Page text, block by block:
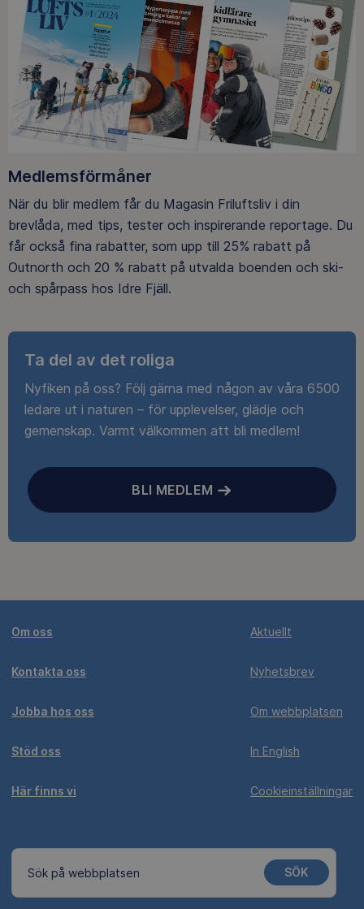
Medlemsförmåner
När du blir medlem får du Magasin Friluftsliv i din
brevlåda, med tips, tester och inspirerande reportage. Du
får också fina rabatter, som upp till 25% rabatt på
Outnorth och 20 % rabatt på utvalda boenden och ski-
och spårpass hos Idre Fjäll.
Ta del av det roliga
Nyfiken på oss? Följ gärna med någon av våra 6500
ledare ut i naturen – för upplevelser, glädje och
gemenskap. Varmt välkommen att bli medlem!
BLI MEDLEM
Om oss
Kontakta oss
Jobba hos oss
Stöd oss
Här finns vi
Aktuellt
Nyhetsbrev
Om webbplatsen
In English
Cookieinställningar
Sök på webbplatsen SÖK